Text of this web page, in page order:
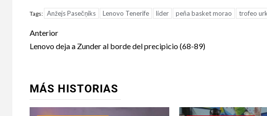
Tags: Anžejs Pasečņiks Lenovo Tenerife lider peña basket morao trofeo
Anterior
Lenovo deja a Zunder al borde del precipicio (68-89)
MÁS HISTORIAS